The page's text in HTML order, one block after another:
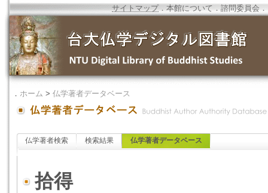
サイトマップ．本館について ．諮問委員会 ．
． ホーム > 仏学著者データベース
仏学著者検索 検索結果 仏学著者データベース
拾得